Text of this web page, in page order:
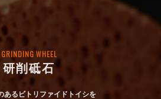
GRINDING WHEEL
研削砥石
あるビトリファイドトイシを